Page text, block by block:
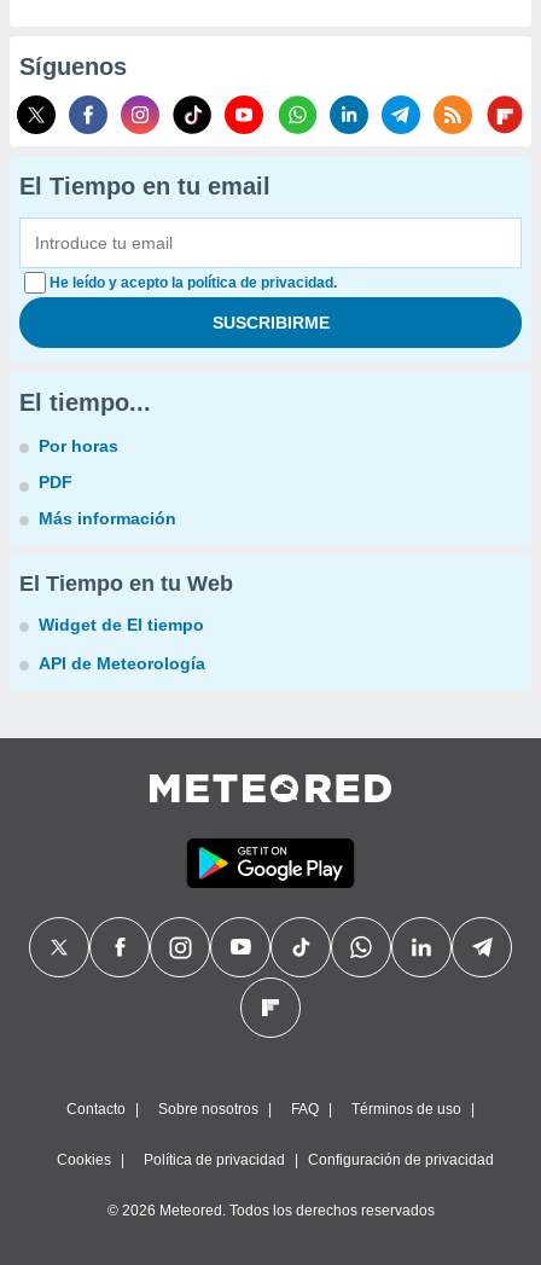
Síguenos
El Tiempo en tu email
He leído y acepto la política de privacidad.
El tiempo...
Por horas
PDF
Más información
El Tiempo en tu Web
Widget de El tiempo
API de Meteorología
Contacto Sobre nosotros FAQ Términos de uso
Cookies Política de privacidad Configuración de privacidad
© 2026 Meteored. Todos los derechos reservados